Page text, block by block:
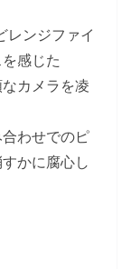
レンジファイ
感じた
カメラを凌
わせでのピ
かに腐心し